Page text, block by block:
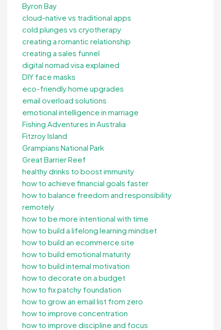
Byron Bay
cloud-native vs traditional apps
cold plunges vs cryotherapy
creating a romantic relationship
creating a sales funnel
digital nomad visa explained
DIY face masks
eco-friendly home upgrades
email overload solutions
emotional intelligence in marriage
Fishing Adventures in Australia
Fitzroy Island
Grampians National Park
Great Barrier Reef
healthy drinks to boost immunity
how to achieve financial goals faster
how to balance freedom and responsibility
remotely
how to be more intentional with time
how to build a lifelong learning mindset
how to build an ecommerce site
how to build emotional maturity
how to build internal motivation
how to decorate on a budget
how to fix patchy foundation
how to grow an email list from zero
how to improve concentration
how to improve discipline and focus